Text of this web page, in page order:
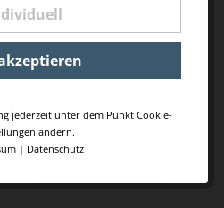
jederzeit unter dem Punkt Cookie-
ändern.
| Datenschutz